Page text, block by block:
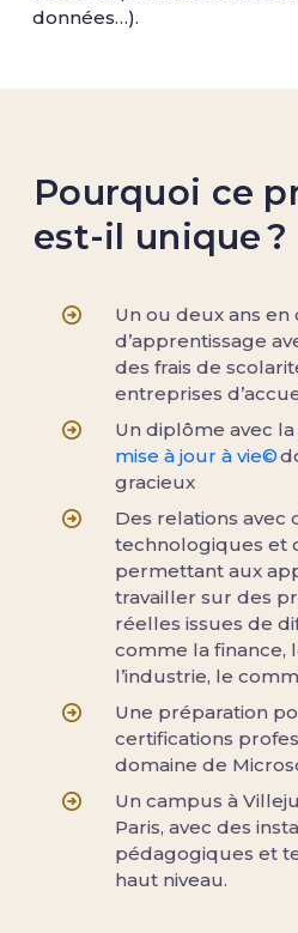
données…).
Pourquoi ce
est-il unique ?
Un ou deux ans en
d’apprentissage
des frais de
entreprises
Un diplôme avec la
mise à jour à vie©
gracieux
Des relations avec
technologiques et
permettant aux
travailler sur des
réelles issues de
comme la finance,
l’industrie, le
Une préparation
certifications
domaine de
Un campus à
Paris, avec des
pédagogiques et
haut niveau.